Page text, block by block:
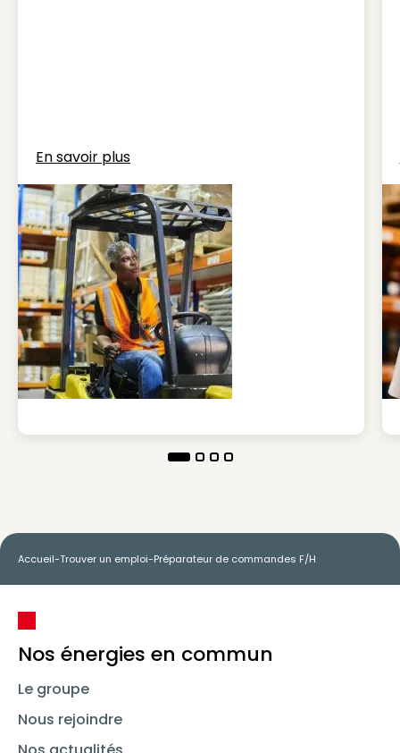
En savoir plus
Accueil-Trouver un emploi-Préparateur de commandes F/H
Nos énergies en commun
Le groupe
Nous rejoindre